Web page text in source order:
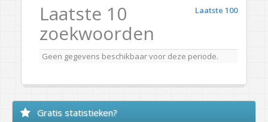
Laatste 100
Laatste 10
zoekwoorden
Geen gegevens beschikbaar voor deze periode.
Gratis statistieken?